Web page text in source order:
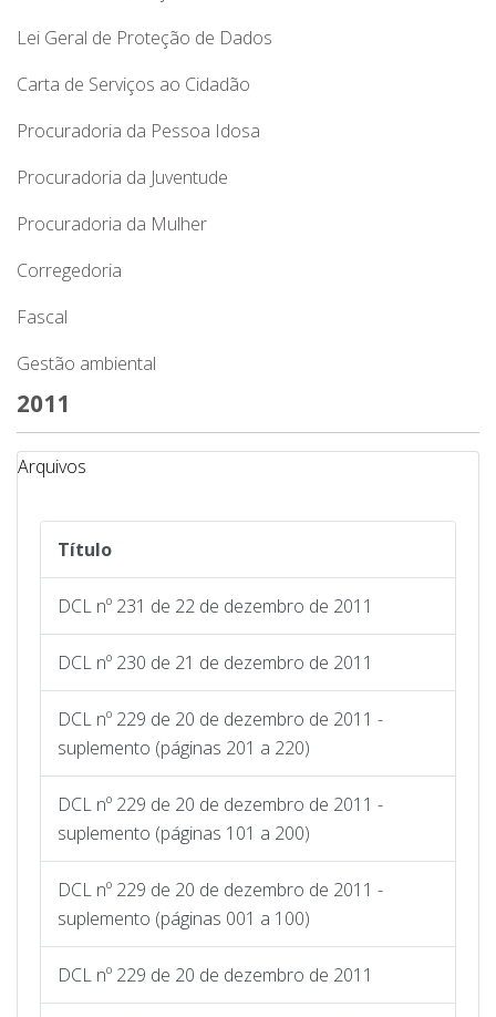
Lei Geral de Proteção de Dados
Carta de Serviços ao Cidadão
Procuradoria da Pessoa Idosa
Procuradoria da Juventude
Procuradoria da Mulher
Corregedoria
Fascal
Gestão ambiental
2011
Arquivos
Título
DCL nº 231 de 22 de dezembro de 2011
DCL nº 230 de 21 de dezembro de 2011
DCL nº 229 de 20 de dezembro de 2011 -
suplemento (páginas 201 a 220)
DCL nº 229 de 20 de dezembro de 2011 -
suplemento (páginas 101 a 200)
DCL nº 229 de 20 de dezembro de 2011 -
suplemento (páginas 001 a 100)
DCL nº 229 de 20 de dezembro de 2011